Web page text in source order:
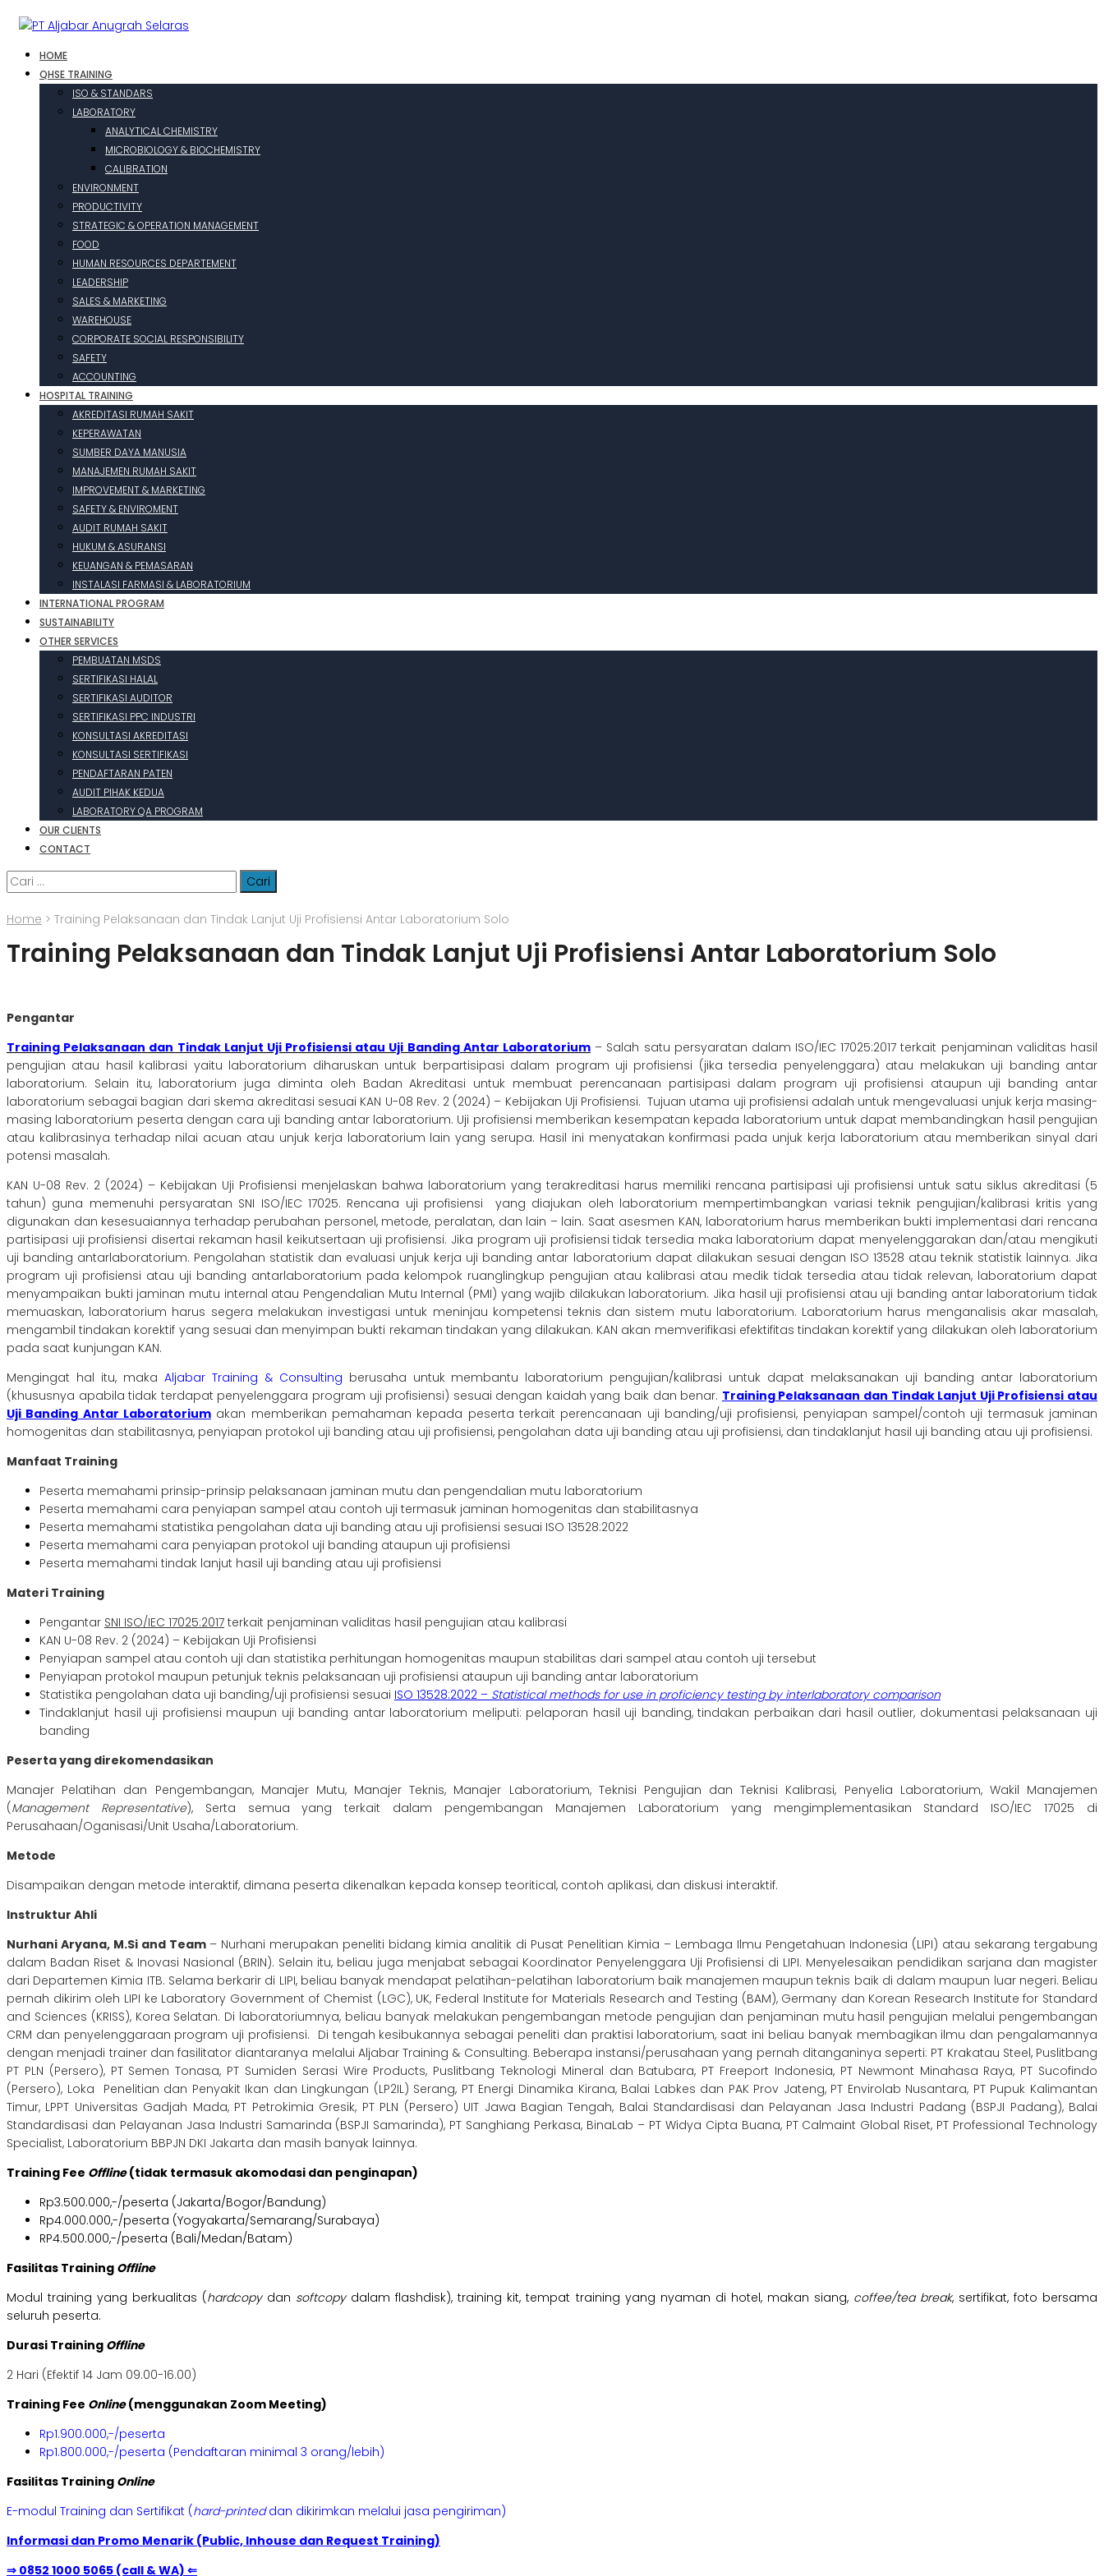
HOME
QHSE TRAINING
ISO & STANDARS
LABORATORY
ANALYTICAL CHEMISTRY
MICROBIOLOGY & BIOCHEMISTRY
CALIBRATION
ENVIRONMENT
PRODUCTIVITY
STRATEGIC & OPERATION MANAGEMENT
FOOD
HUMAN RESOURCES DEPARTEMENT
LEADERSHIP
SALES & MARKETING
WAREHOUSE
CORPORATE SOCIAL RESPONSIBILITY
SAFETY
ACCOUNTING
HOSPITAL TRAINING
AKREDITASI RUMAH SAKIT
KEPERAWATAN
SUMBER DAYA MANUSIA
MANAJEMEN RUMAH SAKIT
IMPROVEMENT & MARKETING
SAFETY & ENVIROMENT
AUDIT RUMAH SAKIT
HUKUM & ASURANSI
KEUANGAN & PEMASARAN
INSTALASI FARMASI & LABORATORIUM
INTERNATIONAL PROGRAM
SUSTAINABILITY
OTHER SERVICES
PEMBUATAN MSDS
SERTIFIKASI HALAL
SERTIFIKASI AUDITOR
SERTIFIKASI PPC INDUSTRI
KONSULTASI AKREDITASI
KONSULTASI SERTIFIKASI
PENDAFTARAN PATEN
AUDIT PIHAK KEDUA
LABORATORY QA PROGRAM
OUR CLIENTS
CONTACT
Cari
untuk:
Home > Training Pelaksanaan dan Tindak Lanjut Uji Profisiensi Antar Laboratorium Solo
Training Pelaksanaan dan Tindak Lanjut Uji Profisiensi Antar Laboratorium Solo
Pengantar
Training Pelaksanaan dan Tindak Lanjut Uji Profisiensi atau Uji Banding Antar Laboratorium – Salah satu persyaratan dalam ISO/IEC 17025:2017 terkait penjaminan validitas hasil
pengujian atau hasil kalibrasi yaitu laboratorium diharuskan untuk berpartisipasi dalam program uji profisiensi (jika tersedia penyelenggara) atau melakukan uji banding antar
laboratorium. Selain itu, laboratorium juga diminta oleh Badan Akreditasi untuk membuat perencanaan partisipasi dalam program uji profisiensi ataupun uji banding antar
laboratorium sebagai bagian dari skema akreditasi sesuai KAN U-08 Rev. 2 (2024) – Kebijakan Uji Profisiensi. Tujuan utama uji profisiensi adalah untuk mengevaluasi unjuk kerja masing-
masing laboratorium peserta dengan cara uji banding antar laboratorium. Uji profisiensi memberikan kesempatan kepada laboratorium untuk dapat membandingkan hasil pengujian
atau kalibrasinya terhadap nilai acuan atau unjuk kerja laboratorium lain yang serupa. Hasil ini menyatakan konfirmasi pada unjuk kerja laboratorium atau memberikan sinyal dari
potensi masalah.
KAN U-08 Rev. 2 (2024) – Kebijakan Uji Profisiensi menjelaskan bahwa laboratorium yang terakreditasi harus memiliki rencana partisipasi uji profisiensi untuk satu siklus akreditasi (5
tahun) guna memenuhi persyaratan SNI ISO/IEC 17025. Rencana uji profisiensi yang diajukan oleh laboratorium mempertimbangkan variasi teknik pengujian/kalibrasi kritis yang
digunakan dan kesesuaiannya terhadap perubahan personel, metode, peralatan, dan lain – lain. Saat asesmen KAN, laboratorium harus memberikan bukti implementasi dari rencana
partisipasi uji profisiensi disertai rekaman hasil keikutsertaan uji profisiensi. Jika program uji profisiensi tidak tersedia maka laboratorium dapat menyelenggarakan dan/atau mengikuti
uji banding antarlaboratorium. Pengolahan statistik dan evaluasi unjuk kerja uji banding antar laboratorium dapat dilakukan sesuai dengan ISO 13528 atau teknik statistik lainnya. Jika
program uji profisiensi atau uji banding antarlaboratorium pada kelompok ruanglingkup pengujian atau kalibrasi atau medik tidak tersedia atau tidak relevan, laboratorium dapat
menyampaikan bukti jaminan mutu internal atau Pengendalian Mutu Internal (PMI) yang wajib dilakukan laboratorium. Jika hasil uji profisiensi atau uji banding antar laboratorium tidak
memuaskan, laboratorium harus segera melakukan investigasi untuk meninjau kompetensi teknis dan sistem mutu laboratorium. Laboratorium harus menganalisis akar masalah,
mengambil tindakan korektif yang sesuai dan menyimpan bukti rekaman tindakan yang dilakukan. KAN akan memverifikasi efektifitas tindakan korektif yang dilakukan oleh laboratorium
pada saat kunjungan KAN.
Mengingat hal itu, maka Aljabar Training & Consulting berusaha untuk membantu laboratorium pengujian/kalibrasi untuk dapat melaksanakan uji banding antar laboratorium
(khususnya apabila tidak terdapat penyelenggara program uji profisiensi) sesuai dengan kaidah yang baik dan benar. Training Pelaksanaan dan Tindak Lanjut Uji Profisiensi atau
Uji Banding Antar Laboratorium akan memberikan pemahaman kepada peserta terkait perencanaan uji banding/uji profisiensi, penyiapan sampel/contoh uji termasuk jaminan
homogenitas dan stabilitasnya, penyiapan protokol uji banding atau uji profisiensi, pengolahan data uji banding atau uji profisiensi, dan tindaklanjut hasil uji banding atau uji profisiensi.
Manfaat Training
Peserta memahami prinsip-prinsip pelaksanaan jaminan mutu dan pengendalian mutu laboratorium
Peserta memahami cara penyiapan sampel atau contoh uji termasuk jaminan homogenitas dan stabilitasnya
Peserta memahami statistika pengolahan data uji banding atau uji profisiensi sesuai ISO 13528:2022
Peserta memahami cara penyiapan protokol uji banding ataupun uji profisiensi
Peserta memahami tindak lanjut hasil uji banding atau uji profisiensi
Materi Training
Pengantar SNI ISO/IEC 17025:2017 terkait penjaminan validitas hasil pengujian atau kalibrasi
KAN U-08 Rev. 2 (2024) – Kebijakan Uji Profisiensi
Penyiapan sampel atau contoh uji dan statistika perhitungan homogenitas maupun stabilitas dari sampel atau contoh uji tersebut
Penyiapan protokol maupun petunjuk teknis pelaksanaan uji profisiensi ataupun uji banding antar laboratorium
Statistika pengolahan data uji banding/uji profisiensi sesuai ISO 13528:2022 – Statistical methods for use in proficiency testing by interlaboratory comparison
Tindaklanjut hasil uji profisiensi maupun uji banding antar laboratorium meliputi: pelaporan hasil uji banding, tindakan perbaikan dari hasil outlier, dokumentasi pelaksanaan uji
banding
Peserta yang direkomendasikan
Manajer Pelatihan dan Pengembangan, Manajer Mutu, Manajer Teknis, Manajer Laboratorium, Teknisi Pengujian dan Teknisi Kalibrasi, Penyelia Laboratorium, Wakil Manajemen
(Management Representative), Serta semua yang terkait dalam pengembangan Manajemen Laboratorium yang mengimplementasikan Standard ISO/IEC 17025 di
Perusahaan/Oganisasi/Unit Usaha/Laboratorium.
Metode
Disampaikan dengan metode interaktif, dimana peserta dikenalkan kepada konsep teoritical, contoh aplikasi, dan diskusi interaktif.
Instruktur Ahli
Nurhani Aryana, M.Si and Team – Nurhani merupakan peneliti bidang kimia analitik di Pusat Penelitian Kimia – Lembaga Ilmu Pengetahuan Indonesia (LIPI) atau sekarang tergabung
dalam Badan Riset & Inovasi Nasional (BRIN). Selain itu, beliau juga menjabat sebagai Koordinator Penyelenggara Uji Profisiensi di LIPI. Menyelesaikan pendidikan sarjana dan magister
dari Departemen Kimia ITB. Selama berkarir di LIPI, beliau banyak mendapat pelatihan-pelatihan laboratorium baik manajemen maupun teknis baik di dalam maupun luar negeri. Beliau
pernah dikirim oleh LIPI ke Laboratory Government of Chemist (LGC), UK, Federal Institute for Materials Research and Testing (BAM), Germany dan Korean Research Institute for Standard
and Sciences (KRISS), Korea Selatan. Di laboratoriumnya, beliau banyak melakukan pengembangan metode pengujian dan penjaminan mutu hasil pengujian melalui pengembangan
CRM dan penyelenggaraan program uji profisiensi. Di tengah kesibukannya sebagai peneliti dan praktisi laboratorium, saat ini beliau banyak membagikan ilmu dan pengalamannya
dengan menjadi trainer dan fasilitator diantaranya melalui Aljabar Training & Consulting. Beberapa instansi/perusahaan yang pernah ditanganinya seperti: PT Krakatau Steel, Puslitbang
PT PLN (Persero), PT Semen Tonasa, PT Sumiden Serasi Wire Products, Puslitbang Teknologi Mineral dan Batubara, PT Freeport Indonesia, PT Newmont Minahasa Raya, PT Sucofindo
(Persero), Loka Penelitian dan Penyakit Ikan dan Lingkungan (LP2IL) Serang, PT Energi Dinamika Kirana, Balai Labkes dan PAK Prov Jateng, PT Envirolab Nusantara, PT Pupuk Kalimantan
Timur, LPPT Universitas Gadjah Mada, PT Petrokimia Gresik, PT PLN (Persero) UIT Jawa Bagian Tengah, Balai Standardisasi dan Pelayanan Jasa Industri Padang (BSPJI Padang), Balai
Standardisasi dan Pelayanan Jasa Industri Samarinda (BSPJI Samarinda), PT Sanghiang Perkasa, BinaLab – PT Widya Cipta Buana, PT Calmaint Global Riset, PT Professional Technology
Specialist, Laboratorium BBPJN DKI Jakarta dan masih banyak lainnya.
Training Fee Offline(tidak termasuk akomodasi dan penginapan)
Rp3.500.000,-/peserta (Jakarta/Bogor/Bandung)
Rp4.000.000,-/peserta (Yogyakarta/Semarang/Surabaya)
RP4.500.000,-/peserta (Bali/Medan/Batam)
Fasilitas Training Offline
Modul training yang berkualitas (hardcopy dan softcopydalam flashdisk), training kit, tempat training yang nyaman di hotel, makan siang, coffee/tea break, sertifikat, foto bersama
seluruh peserta.
Durasi Training Offline
2 Hari (Efektif 14 Jam 09.00-16.00)
Training Fee Online(menggunakan Zoom Meeting)
Rp1.900.000,-/peserta
Rp1.800.000,-/peserta (Pendaftaran minimal 3 orang/lebih)
Fasilitas Training Online
E-modul Training dan Sertifikat (hard-printeddan dikirimkan melalui jasa pengiriman)
Informasi dan Promo Menarik (Public, Inhouse dan Request Training)
⇒ 0852 1000 5065 (call & WA) ⇐